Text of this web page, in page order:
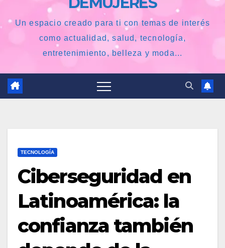
Un espacio creado para ti con temas de interés
como actualidad, salud, tecnología,
entretenimiento, belleza y moda...
TECNOLOGÍA
Ciberseguridad en
Latinoamérica: la
confianza también